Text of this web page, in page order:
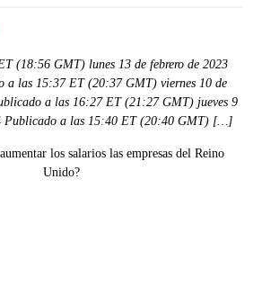
(18:56 GMT) lunes 13 de febrero de 2023
a las 15:37 ET (20:37 GMT) viernes 10 de
a las 16:27 ET (21:27 GMT) jueves 9
Publicado a las 15:40 ET (20:40 GMT) […]